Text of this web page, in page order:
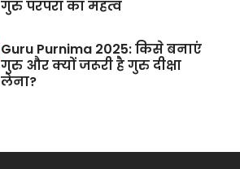
गुरु परंपरा का महत्व
Guru Purnima 2025: किसे बनाएं
गुरु और क्यों जरूरी है गुरु दीक्षा
लेना?